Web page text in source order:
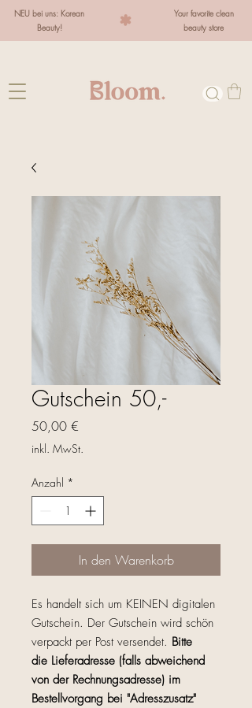
NEU bei uns: Korean
Beauty!
Your favorite clean
beauty store
Gutschein 50,-
50,00 €
inkl. MwSt.
Anzahl *
In den Warenkorb
Es handelt sich um KEINEN digitalen
Gutschein. Der Gutschein wird schön
verpackt per Post versendet. Bitte
die Lieferadresse (falls abweichend
von der Rechnungsadresse) im
Bestellvorgang bei "Adresszusatz"